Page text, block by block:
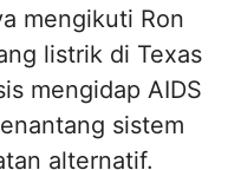
mengikuti Ron
listrik di Texas
mengidap AIDS
sistem
alternatif.